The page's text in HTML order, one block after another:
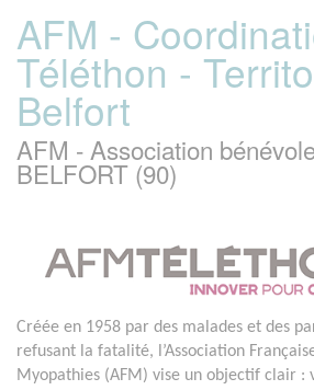
AFM -
Téléthon -
Belfort
AFM - Association
BELFORT (90)
Créée en 1958 par des malades et des
refusant la fatalité, l’Association
Myopathies (AFM) vise un objectif clair :